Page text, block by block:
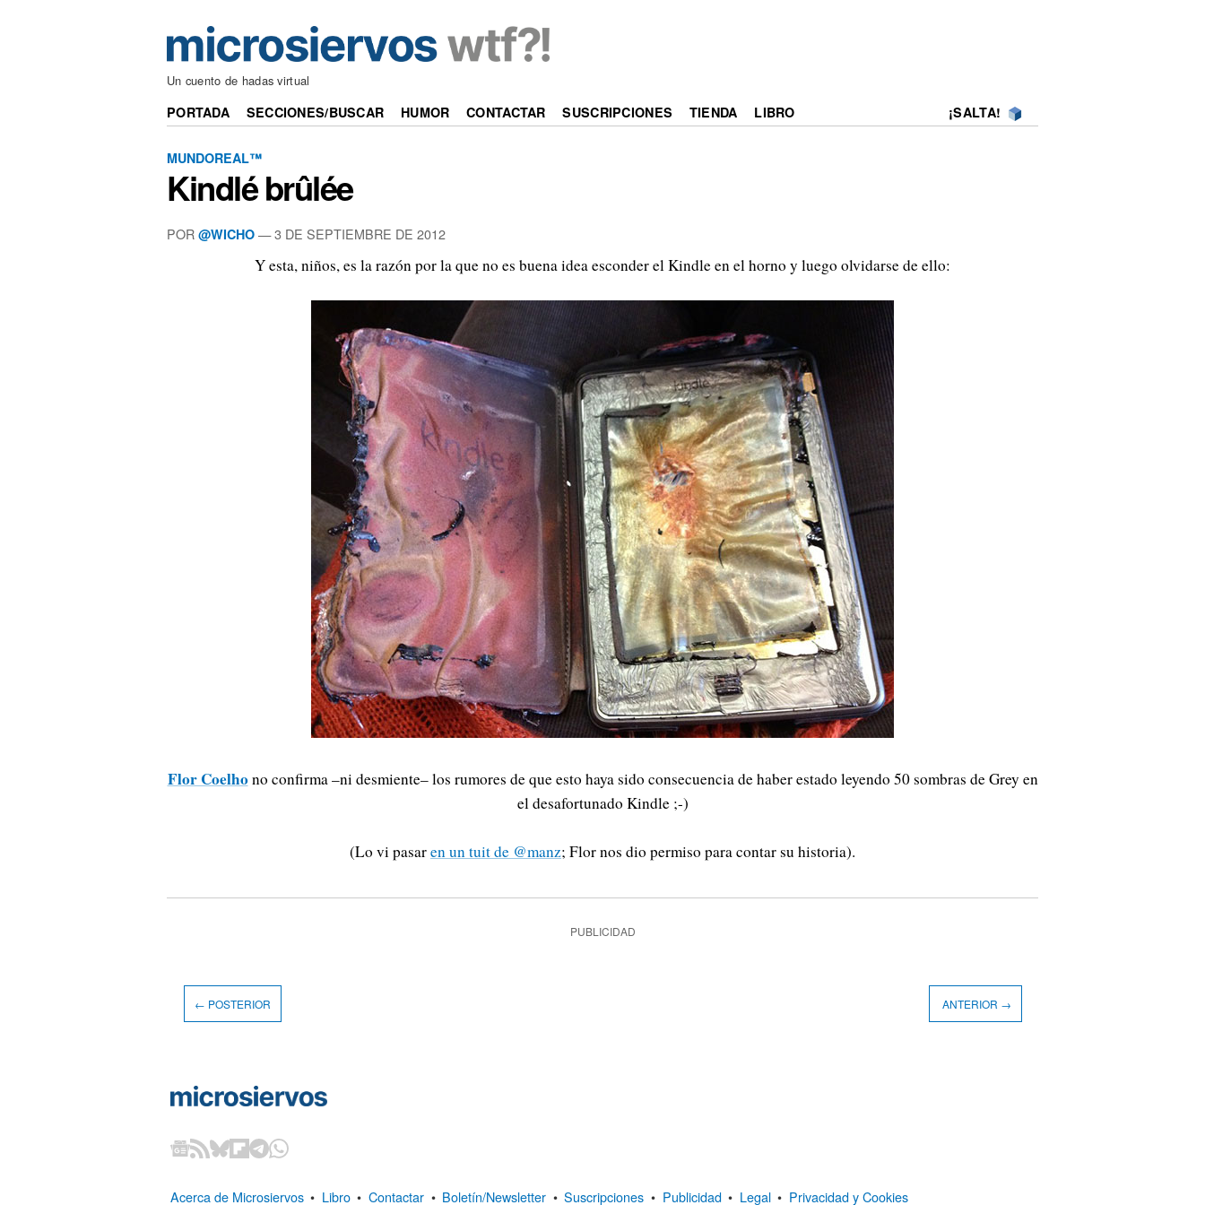
Un cuento de hadas virtual
PORTADA SECCIONES/BUSCAR HUMOR CONTACTAR SUSCRIPCIONES TIENDA LIBRO ¡SALTA!
MUNDOREAL™
Kindlé brûlée
POR @WICHO —3 DE SEPTIEMBRE DE 2012
Y esta, niños, es la razón por la que no es buena idea esconder el Kindle en el horno y luego olvidarse de ello:
Flor Coelhono confirma –ni desmiente– los rumores de que esto haya sido consecuencia de haber estado leyendo 50 sombras de Grey en
el desafortunado Kindle ;-)
(Lo vi pasaren un tuit de @manz; Flor nos dio permiso para contar su historia).
PUBLICIDAD
← POSTERIOR ANTERIOR →
Acerca de Microsiervos • Libro • Contactar • Boletín/Newsletter • Suscripciones • Publicidad • Legal • Privacidad y Cookies